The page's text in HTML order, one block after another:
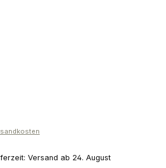
Versand ab 24. August